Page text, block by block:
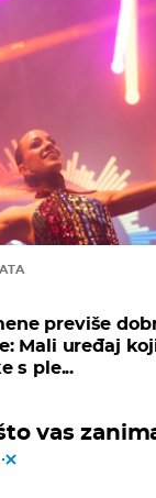
previše
Mali uređaj
s ple...
vas